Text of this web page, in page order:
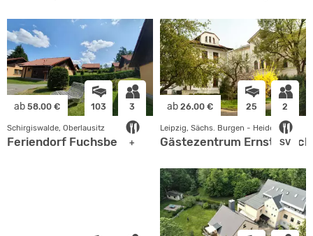
ab 58.00 € 103 3
+
Schirgiswalde, Oberlausitz
Feriendorf Fuchsberg
ab 26.00 € 25 2
SV
Leipzig, Sächs. Burgen - Heideland
Gästezentrum Ernst